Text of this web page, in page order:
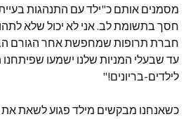
מסמנים אותם כ"ילד עם התנהגות
חסך בתשומת לב. אני לא יכול שלא
חברת תרופות שמחפשת אחר הגורם
עד שבעלי המניות שלנו ישמעו
לילדים-בריונים!"
כשאנחנו מבקשים מילד פגוע לשאת את